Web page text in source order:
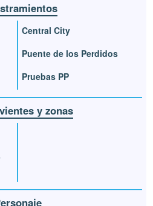
Central City
Puente de los Perdidos
Pruebas PP
y zonas